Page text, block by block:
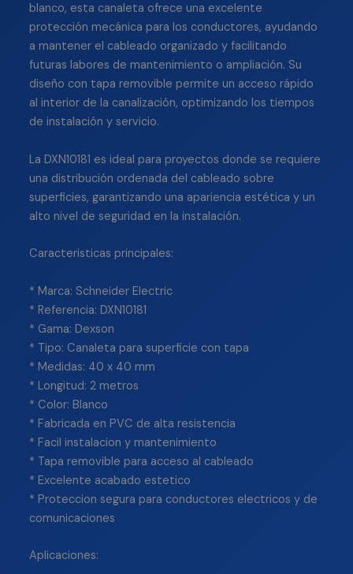
blanco, esta canaleta ofrece una excelente
protección mecánica para los conductores, ayudando
a mantener el cableado organizado y facilitando
futuras labores de mantenimiento o ampliación. Su
diseño con tapa removible permite un acceso rápido
al interior de la canalización, optimizando los tiempos
de instalación y servicio.
La DXN10181 es ideal para proyectos donde se requiere
una distribución ordenada del cableado sobre
superficies, garantizando una apariencia estética y un
alto nivel de seguridad en la instalación.
Caracteristicas principales:
* Marca: Schneider Electric
* Referencia: DXN10181
* Gama: Dexson
* Tipo: Canaleta para superficie con tapa
* Medidas: 40 x 40 mm
* Longitud: 2 metros
* Color: Blanco
* Fabricada en PVC de alta resistencia
* Facil instalacion y mantenimiento
* Tapa removible para acceso al cableado
* Excelente acabado estetico
* Proteccion segura para conductores electricos y de
comunicaciones
Aplicaciones: